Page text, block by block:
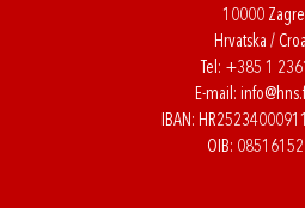
10000
Hrvatska /
Tel: +385 1
E-mail:
IBAN:
OIB: